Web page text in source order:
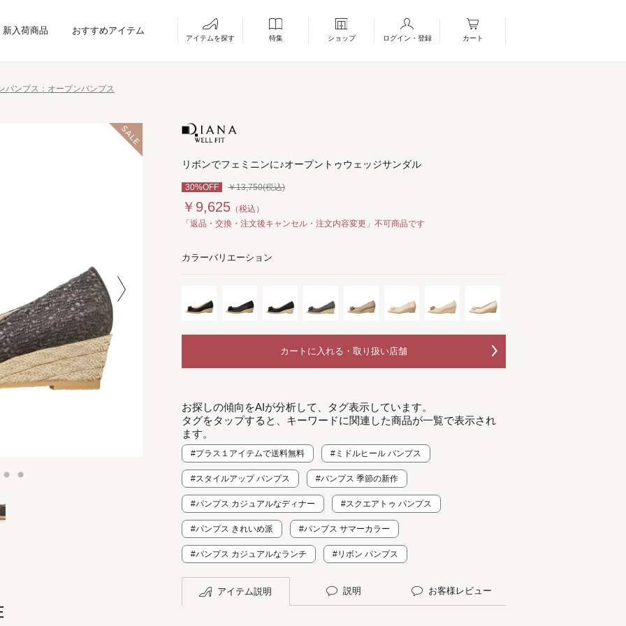
新入荷商品 おすすめアイテム
アイテムを探す 特集 ショップ ログイン・登録 カート
パンプス：オープンパンプス
リボンでフェミニンに♪オープントゥウェッジサンダル
30%OFF ￥13,750(税込)
￥9,625 （税込）
「返品・交換・注文後キャンセル・注文内容変更」不可商品です
カラーバリエーション
カートに入れる・取り扱い店舗
お探しの傾向をAIが分析して、タグ表示しています。
タグをタップすると、キーワードに関連した商品が一覧で表示され
ます。
#プラス１アイテムで送料無料 #ミドルヒール パンプス
#スタイルアップ パンプス #パンプス 季節の新作
#パンプス カジュアルなディナー #スクエアトゥ パンプス
#パンプス きれいめ派 #パンプス サマーカラー
#パンプス カジュアルなランチ #リボン パンプス
アイテム説明 説明 お客様レビュー